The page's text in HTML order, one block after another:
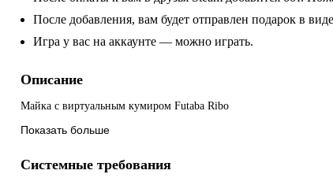
После добавления, вам будет отправлен подарок в
Игра у вас на аккаунте — можно играть.
Описание
Майка с виртуальным кумиром Futaba Ribo
Показать больше
Системные требования